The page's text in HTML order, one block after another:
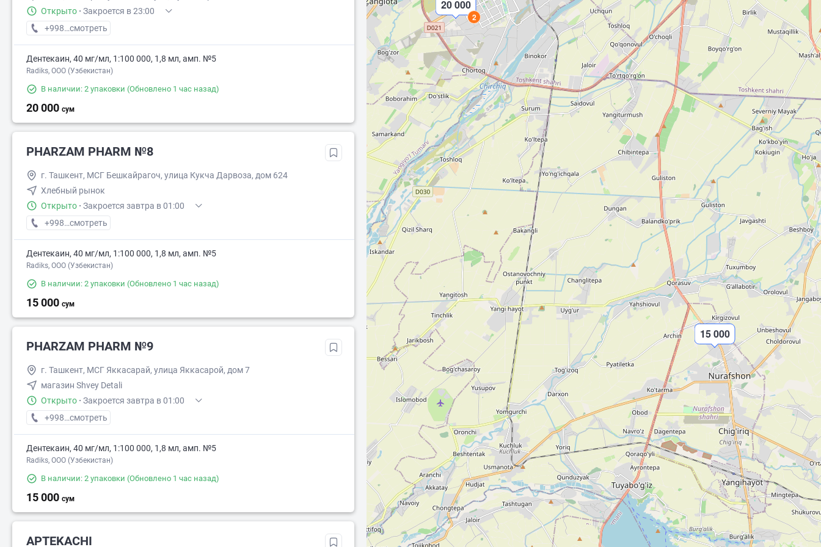
Открыто · Закроется в 23:00
+998 (50) XXX-XX-XX
смотреть
Дентекаин, 40 мг/мл, 1:100 000, 1,8 мл, амп. №5
Radiks, ООО (Узбекистан)
В наличии: 2 упаковки (Обновлено 1 час назад)
20 000 сум
PHARZAM PHARM №8
г. Ташкент, МСГ Бешкайрагоч, улица Кукча Дарвоза, дом 624
Хлебный рынок
Открыто · Закроется завтра в 01:00
+998 (77) XXX-XX-XX
смотреть
Дентекаин, 40 мг/мл, 1:100 000, 1,8 мл, амп. №5
Radiks, ООО (Узбекистан)
В наличии: 2 упаковки (Обновлено 1 час назад)
15 000 сум
PHARZAM PHARM №9
г. Ташкент, МСГ Яккасарай, улица Яккасарой, дом 7
магазин Shvey Detali
Открыто · Закроется завтра в 01:00
+998 (77) XXX-XX-XX
смотреть
Дентекаин, 40 мг/мл, 1:100 000, 1,8 мл, амп. №5
Radiks, ООО (Узбекистан)
В наличии: 2 упаковки (Обновлено 1 час назад)
15 000 сум
APTEKACHI
15 000
20 000
2